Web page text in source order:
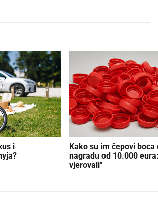
i
Kako su im čepovi boca
nagradu od 10.000
vjerovali"